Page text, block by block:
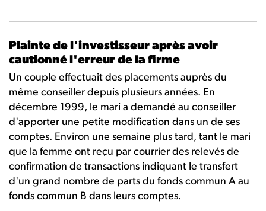
Plainte de l'investisseur après avoir
cautionné l'erreur de la firme
Un couple effectuait des placements auprès du
même conseiller depuis plusieurs années. En
décembre 1999, le mari a demandé au conseiller
d'apporter une petite modification dans un de ses
comptes. Environ une semaine plus tard, tant le mari
que la femme ont reçu par courrier des relevés de
confirmation de transactions indiquant le transfert
d'un grand nombre de parts du fonds commun A au
fonds commun B dans leurs comptes.